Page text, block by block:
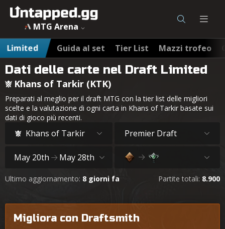
MTG Arena
Limited
Guida al set Tier List Mazzi trofeo
Dati delle carte nel Draft Limited
Khans of Tarkir (KTK)
Preparati al meglio per il draft MTG con la tier list delle migliori
scelte e la valutazione di ogni carta in Khans of Tarkir basate sui
dati di gioco più recenti.
Khans of Tarkir Premier Draft
May 20th May 28th
Ultimo aggiornamento: 8 giorni fa Partite totali: 8.900
Migliora con Draftsmith